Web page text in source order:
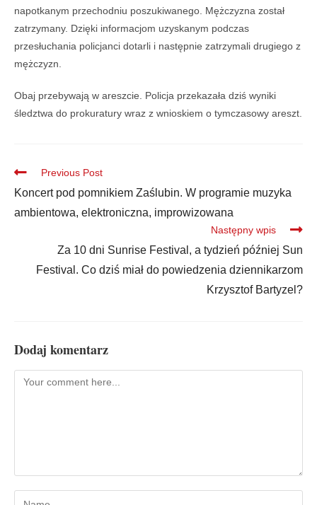
napotkanym przechodniu poszukiwanego. Mężczyzna został
zatrzymany. Dzięki informacjom uzyskanym podczas
przesłuchania policjanci dotarli i następnie zatrzymali drugiego z
mężczyzn.
Obaj przebywają w areszcie. Policja przekazała dziś wyniki
śledztwa do prokuratury wraz z wnioskiem o tymczasowy areszt.
Previous Post
Koncert pod pomnikiem Zaślubin. W programie muzyka
ambientowa, elektroniczna, improwizowana
Następny wpis
Za 10 dni Sunrise Festival, a tydzień później Sun
Festival. Co dziś miał do powiedzenia dziennikarzom
Krzysztof Bartyzel?
Dodaj komentarz